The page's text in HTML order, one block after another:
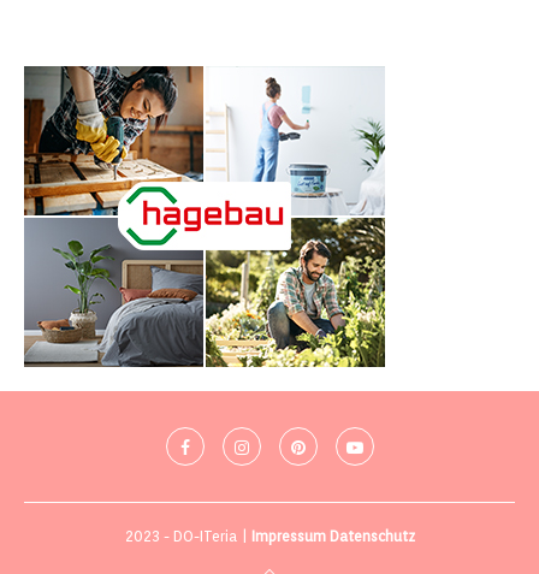
2023 - DO-ITeria | Impressum Datenschutz